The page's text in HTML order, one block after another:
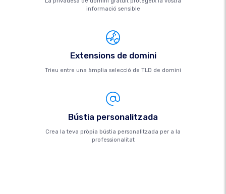
informació sensible
Extensions de domini
Trieu entre una àmplia selecció de TLD de domini
Bústia personalitzada
Crea la teva pròpia bústia personalitzada per a la
professionalitat